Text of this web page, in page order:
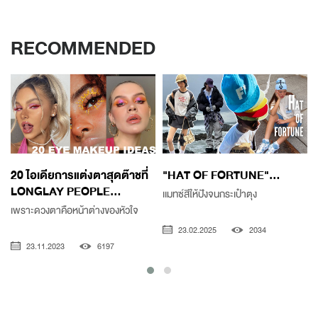
RECOMMENDED
20 ไอเดียการแต่งตาสุดต๊าชที่
LONGLAY PEOPLE...
เพราะดวงตาคือหน้าต่างของหัวใจ
23.11.2023 6197
"HAT OF FORTUNE"...
เเมทซ์สีให้ปังจนกระเป๋าตุง
23.02.2025 2034